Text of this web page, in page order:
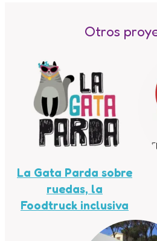
Contacto
Otros
La Gata Parda sobre
ruedas, la
Foodtruck inclusiva